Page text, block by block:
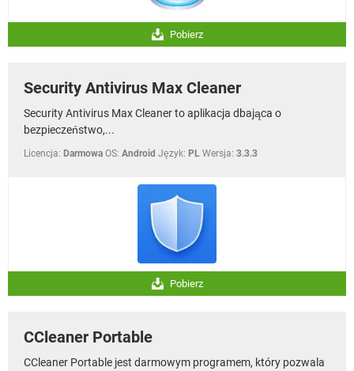
Pobierz
Security Antivirus Max Cleaner
Security Antivirus Max Cleaner to aplikacja dbająca o
bezpieczeństwo,...
Licencja: Darmowa OS: Android Język: PL Wersja: 3.3.3
Pobierz
CCleaner Portable
CCleaner Portable jest darmowym programem, który pozwala